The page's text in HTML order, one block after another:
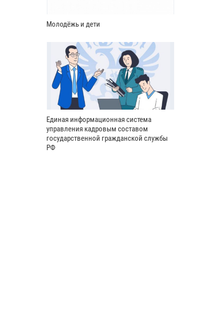
Молодёжь и дети
Единая информационная система
управления кадровым составом
государственной гражданской службы
РФ